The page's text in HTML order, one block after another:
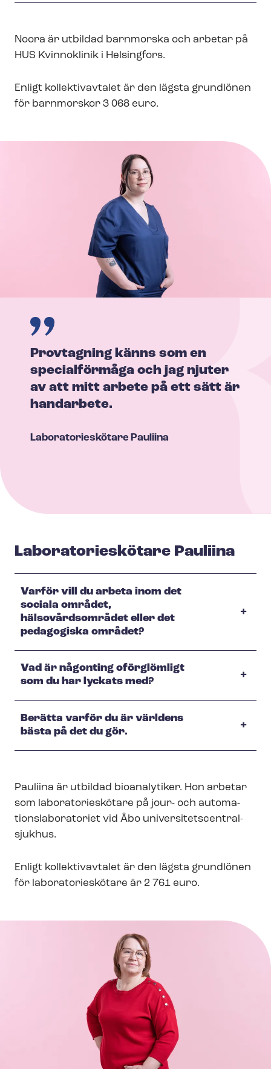
Noora är utbildad barnmorska och arbetar på
HUS Kvinnoklinik i Helsingfors.
Enligt kollektivavtalet är den lägsta grundlönen
för barnmorskor 3 068 euro.
Provtagning känns som en
specialförmåga och jag njuter
av att mitt arbete på ett sätt är
handarbete.
La­bo­ra­to­ri­eskö­ta­re Pauliina
La­bo­ra­to­ri­eskö­ta­re Pauliina
Varför vill du arbeta inom det
sociala området,
hälsovårdsområdet eller det
pedagogiska området?
Vad är någonting oförglömligt
som du har lyckats med?
Berätta varför du är världens
bästa på det du gör.
Pauliina är utbildad bioanalytiker. Hon arbetar
som la­bo­ra­to­ri­eskö­ta­re på jour- och au­to­ma­
tions­la­bo­ra­to­ri­et vid Åbo uni­ver­si­tets­cen­tral­
sjuk­hus.
Enligt kollektivavtalet är den lägsta grundlönen
för la­bo­ra­to­ri­eskö­ta­re är 2 761 euro.